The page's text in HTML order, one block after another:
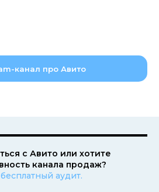
канал про Авито
с Авито или хотите
канала продаж?
аудит.